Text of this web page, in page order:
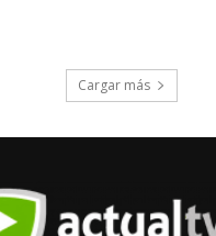
Cargar más